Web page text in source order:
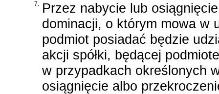
7. Przez nabycie lub
dominacji, o którym mowa w
podmiot posiadać będzie
akcji spółki, będącej
w przypadkach określonych
osiągnięcie albo